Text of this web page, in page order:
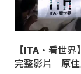
【ITA・看世
完整影片｜原